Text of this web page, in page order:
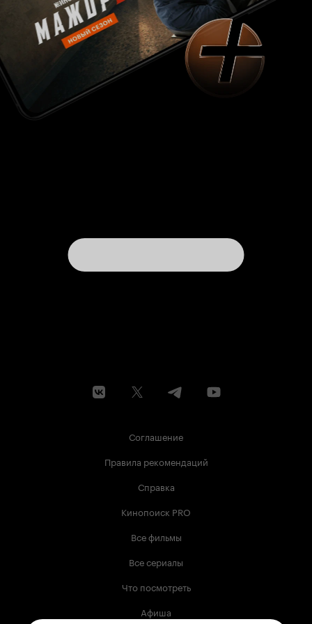
Соглашение
Правила рекомендаций
Справка
Кинопоиск PRO
Все фильмы
Все сериалы
Что посмотреть
Афиша